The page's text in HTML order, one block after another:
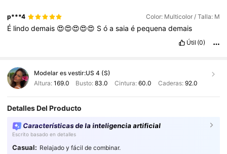
p***4 Color: Multicolor / Talla: M
É lindodemais 😍😍😍😍😍 Sóasaiaé pequenademais
Útil (0)
Modelar es vestir:US 4 (S)
Altura: 169.0 Busto:83.0 Cintura: 60.0 Caderas: 92.0
Detalles Del Producto
Características de la inteligencia artificial
Escrito basado en detalles
Casual: Relajado y fácil de combinar.